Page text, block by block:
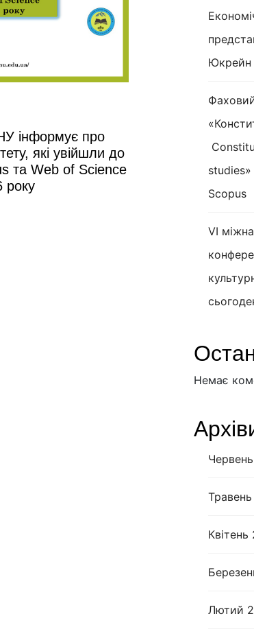
Юкрейн
Scopus
VI
Немає
Лютий
інформує про
які увійшли до
та Web of Science
року